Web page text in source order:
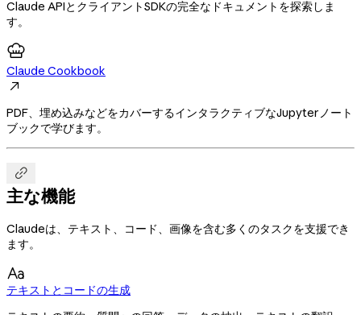
Claude APIとクライアントSDKの完全なドキュメントを探索しま
す。
Claude Cookbook

PDF、埋め込みなどをカバーするインタラクティブなJupyterノート
ブックで学びます。

主な機能
Claudeは、テキスト、コード、画像を含む多くのタスクを支援でき
ます。

テキストとコードの生成